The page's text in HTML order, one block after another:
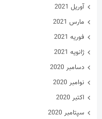
آوریل 2021
مارس 2021
فوریه 2021
ژانویه 2021
دسامبر 2020
نوامبر 2020
اکتبر 2020
سپتامبر 2020